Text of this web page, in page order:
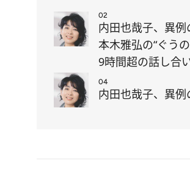
02
内田也哉子、異
本木雅弘の“ぐう
9時間超の話し合
04
内田也哉子、異